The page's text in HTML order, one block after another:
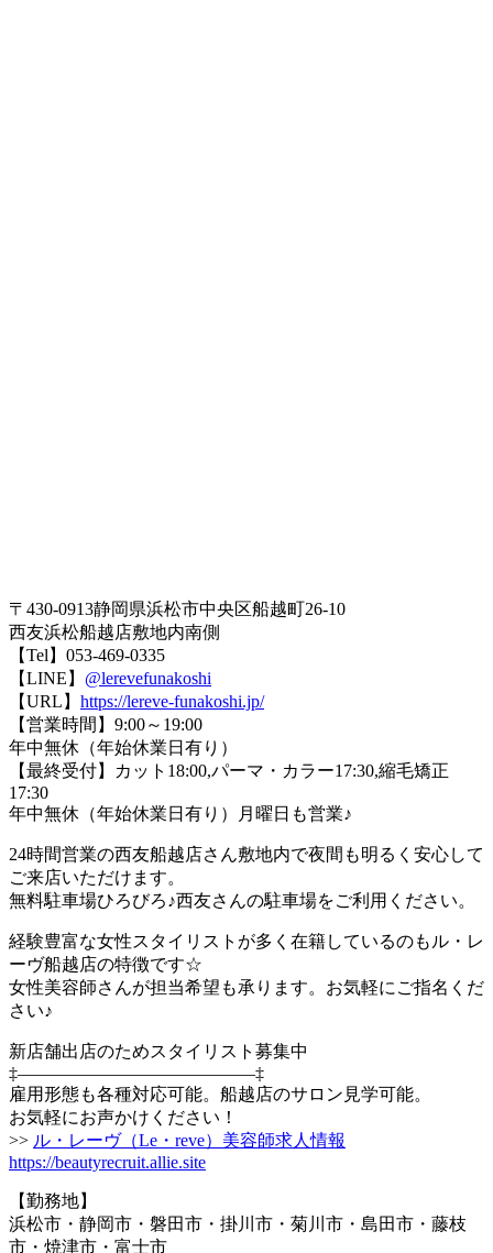
〒430-0913静岡県浜松市中央区船越町26-10
西友浜松船越店敷地内南側
【Tel】053-469-0335
【LINE】 @lerevefunakoshi
【URL】 https://lereve-funakoshi.jp/
【営業時間】9:00～19:00
年中無休（年始休業日有り）
【最終受付】カット18:00,パーマ・カラー17:30,縮毛矯正
17:30
年中無休（年始休業日有り）月曜日も営業♪
24時間営業の西友船越店さん敷地内で夜間も明るく安心して
ご来店いただけます。
無料駐車場ひろびろ♪西友さんの駐車場をご利用ください。
経験豊富な女性スタイリストが多く在籍しているのもル・レ
ーヴ船越店の特徴です☆
女性美容師さんが担当希望も承ります。お気軽にご指名くだ
さい♪
新店舗出店のためスタイリスト募集中
‡—————————————–‡
雇用形態も各種対応可能。船越店のサロン見学可能。
お気軽にお声かけください！
>> ル・レーヴ（Le・reve）美容師求人情報
https://beautyrecruit.allie.site
【勤務地】
浜松市・静岡市・磐田市・掛川市・菊川市・島田市・藤枝
市・焼津市・富士市